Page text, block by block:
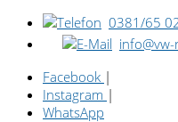
0381/65
Facebook |
Instagram |
WhatsApp